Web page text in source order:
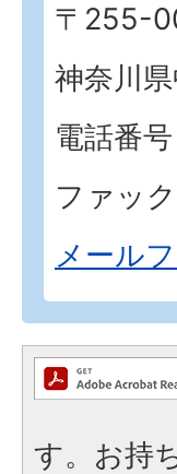
〒255-
神奈川
電話番
ファッ
メール
す。お持